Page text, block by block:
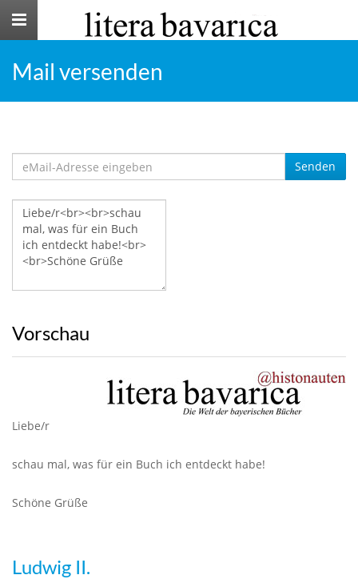
Toggle
Mail versenden
Senden
Vorschau
Liebe/r
schau mal, was für ein Buch ich entdeckt habe!
Schöne Grüße
Ludwig II.